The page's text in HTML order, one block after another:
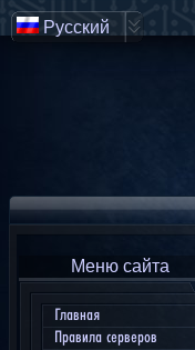
Меню сайта
Главная
Правила серверов
Русский